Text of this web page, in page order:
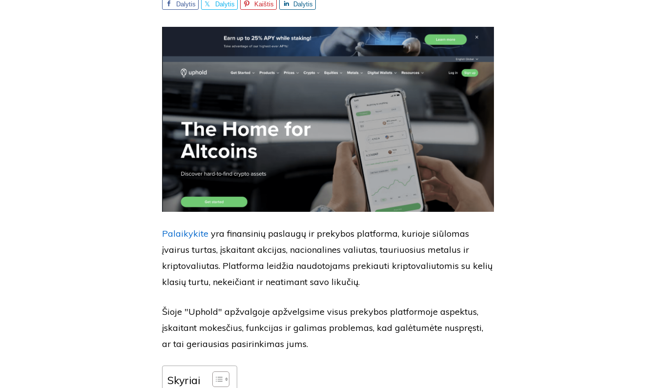
Dalytis Dalytis Kaištis Dalytis
Palaikykite yra finansinių paslaugų ir prekybos platforma, kurioje siūlomas
įvairus turtas, įskaitant akcijas, nacionalines valiutas, tauriuosius metalus ir
kriptovaliutas. Platforma leidžia naudotojams prekiauti kriptovaliutomis su kelių
klasių turtu, nekeičiant ir neatimant savo likučių.
Šioje "Uphold" apžvalgoje apžvelgsime visus prekybos platformoje aspektus,
įskaitant mokesčius, funkcijas ir galimas problemas, kad galėtumėte nuspręsti,
ar tai geriausias pasirinkimas jums.
Skyriai